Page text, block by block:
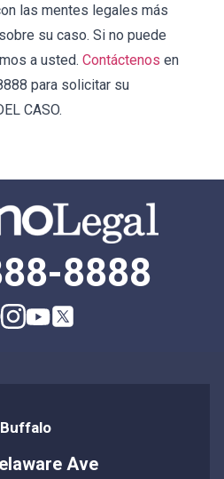
las mentes legales más
su caso. Si no puede
a usted. Contáctenos en
para solicitar su
CASO.
8888
Buffalo
Ave